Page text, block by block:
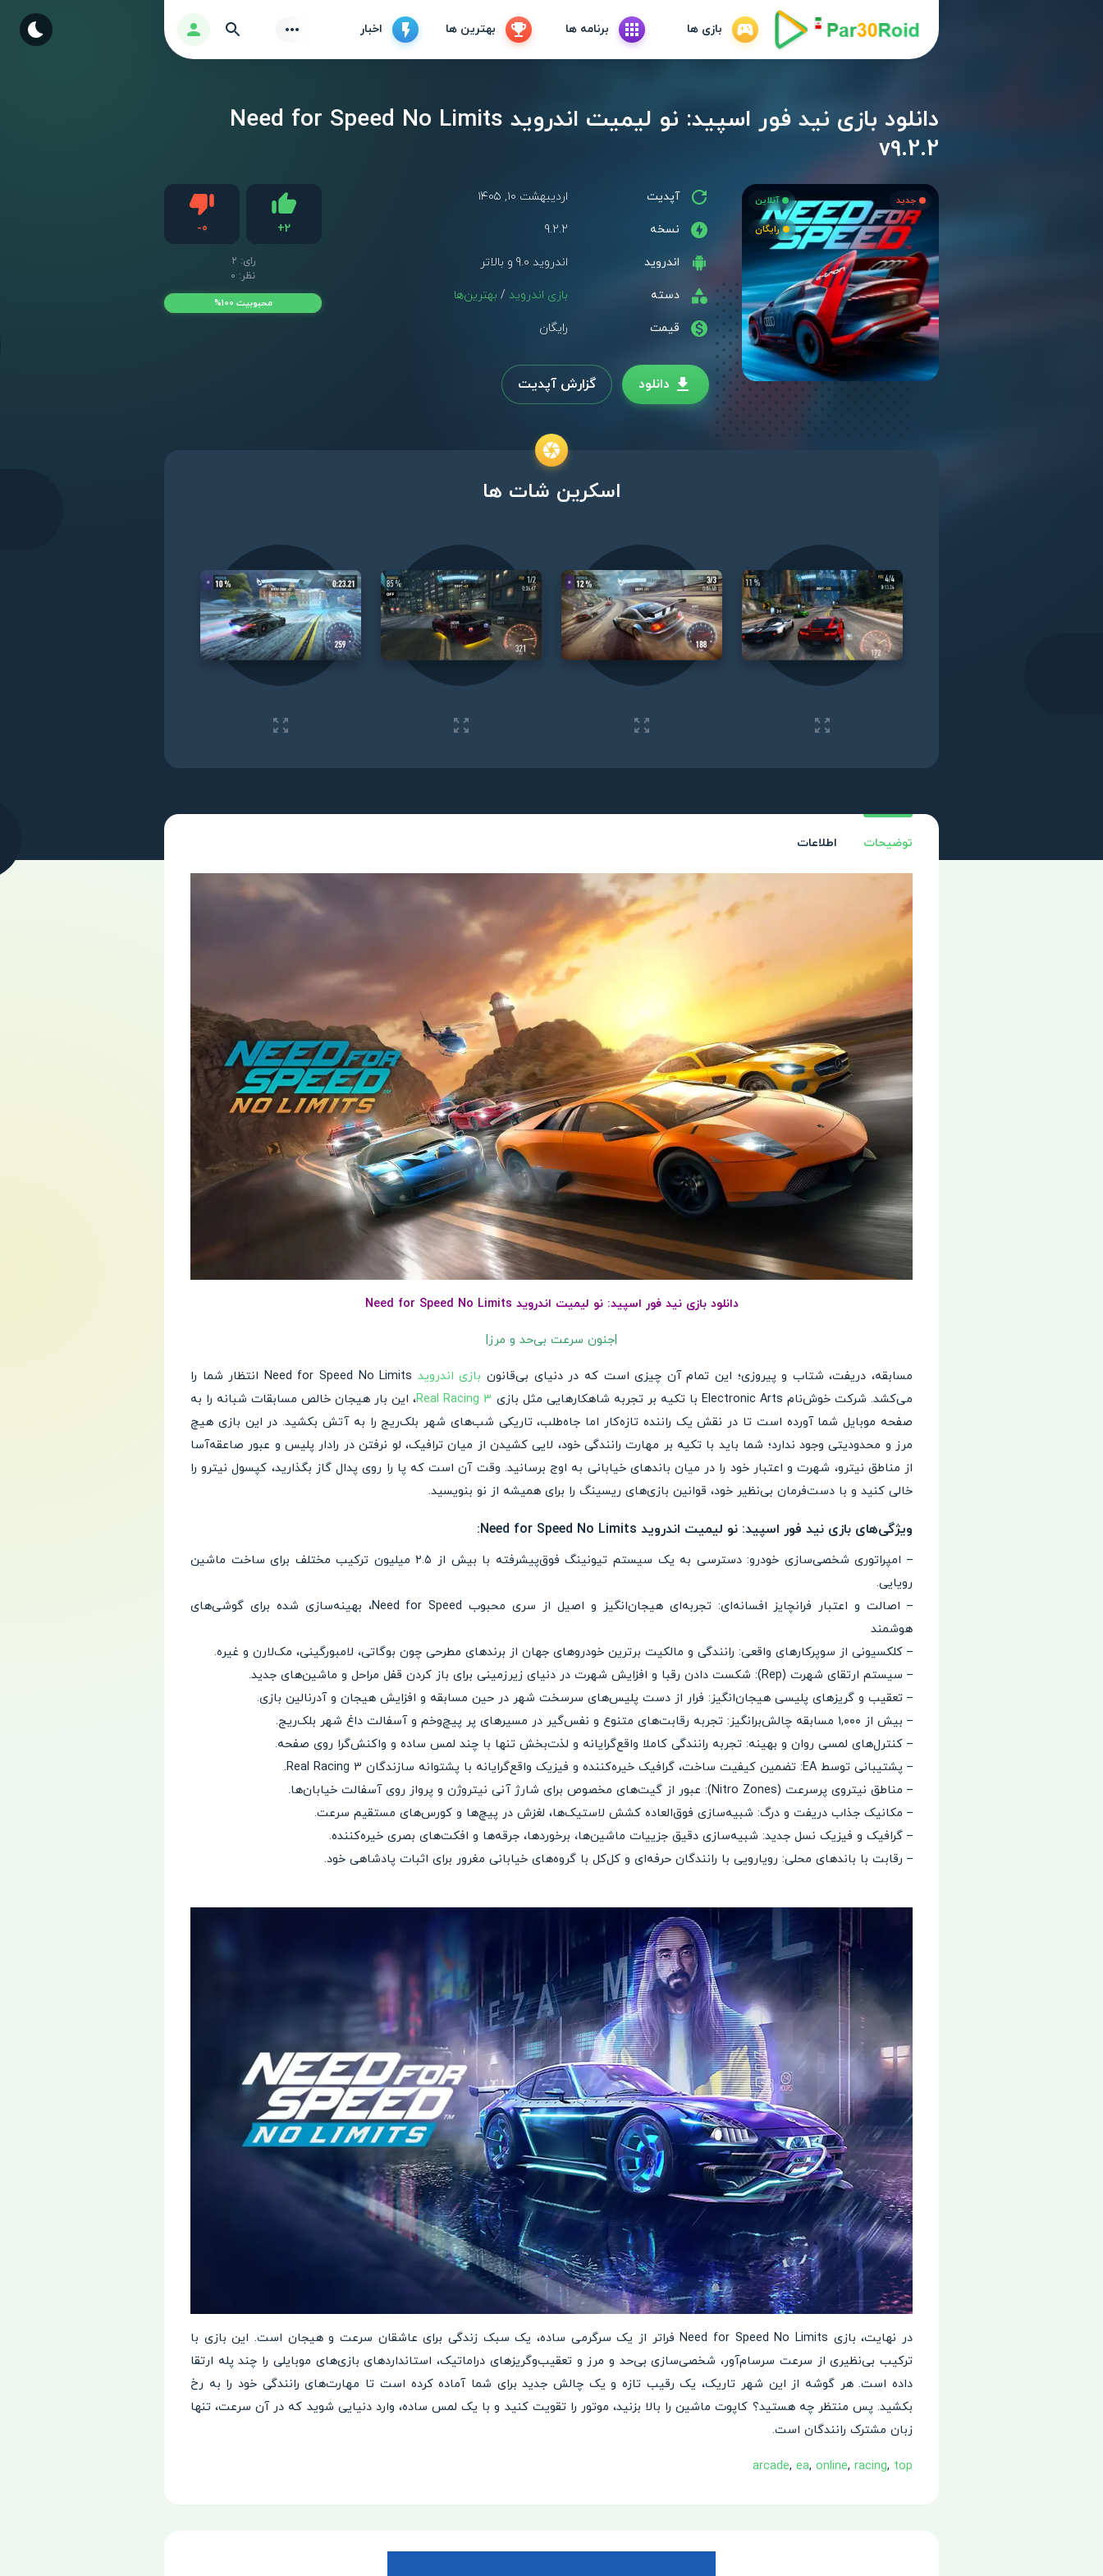
بازی ها برنامه ها بهترین ها اخبار ورود Find
دانلود بازی نید فور اسپید: نو لیمیت اندروید Need for Speed No Limits
v9.2.2
جدید آنلاین
رایگان
آپدیت اردیبهشت ۱۰, ۱۴۰۵
نسخه 9.2.2
اندروید اندروید 9.0 و بالاتر
دسته بازی اندروید / بهترین‌ها
قیمت رایگان
+2
لایک
-0دیس لایک
رای: 2
نظر: 0
محبوبیت 100%
دانلود گزارش آپدیت
اسکرین شات ها
توضیحات اطلاعات
دانلود بازی نید فور اسپید: نو لیمیت اندروید Need for Speed No Limits
|جنون سرعت بی‌حد و مرز|
مسابقه، دریفت، شتاب و پیروزی؛ این تمام آن چیزی است که در دنیای بی‌قانون بازی اندروید
Need for Speed No Limits انتظار شما را
می‌کشد. شرکت خوش‌نام Electronic Arts با تکیه بر تجربه شاهکارهایی مثل بازی
Real Racing 3، این بار هیجان خالص مسابقات شبانه را به
صفحه موبایل شما آورده است تا در نقش یک راننده تازه‌کار اما جاه‌طلب، تاریکی شب‌های شهر بلک‌ریج را به آتش بکشید. در این بازی هیچ
مرز و محدودیتی وجود ندارد؛ شما باید با تکیه بر مهارت رانندگی خود، لایی کشیدن از میان ترافیک، لو نرفتن در رادار پلیس و عبور صاعقه‌آسا
از مناطق نیترو، شهرت و اعتبار خود را در میان باندهای خیابانی به اوج برسانید. وقت آن است که پا را روی پدال گاز بگذارید، کپسول نیترو را
خالی کنید و با دست‌فرمان بی‌نظیر خود، قوانین بازی‌های ریسینگ را برای همیشه از نو بنویسید.
ویژگی‌های بازی نید فور اسپید: نو لیمیت اندروید Need for Speed No Limits:
– امپراتوری شخصی‌سازی خودرو: دسترسی به یک سیستم تیونینگ فوق‌پیشرفته با بیش از ۲.۵ میلیون ترکیب مختلف برای ساخت ماشین
رویایی.
– اصالت و اعتبار فرانچایز افسانه‌ای: تجربه‌ای هیجان‌انگیز و اصیل از سری محبوب Need for Speed، بهینه‌سازی شده برای گوشی‌های
هوشمند
– کلکسیونی از سوپرکارهای واقعی: رانندگی و مالکیت برترین خودروهای جهان از برندهای مطرحی چون بوگاتی، لامبورگینی، مک‌لارن و غیره.
– سیستم ارتقای شهرت (Rep): شکست دادن رقبا و افزایش شهرت در دنیای زیرزمینی برای باز کردن قفل مراحل و ماشین‌های جدید.
– تعقیب و گریزهای پلیسی هیجان‌انگیز: فرار از دست پلیس‌های سرسخت شهر در حین مسابقه و افزایش هیجان و آدرنالین بازی.
– بیش از ۱,۰۰۰ مسابقه چالش‌برانگیز: تجربه رقابت‌های متنوع و نفس‌گیر در مسیرهای پر پیچ‌وخم و آسفالت داغ شهر بلک‌ریج.
– کنترل‌های لمسی روان و بهینه: تجربه رانندگی کاملا واقع‌گرایانه و لذت‌بخش تنها با چند لمس ساده و واکنش‌گرا روی صفحه.
– پشتیبانی توسط EA: تضمین کیفیت ساخت، گرافیک خیره‌کننده و فیزیک واقع‌گرایانه با پشتوانه سازندگان Real Racing 3.
– مناطق نیتروی پرسرعت (Nitro Zones): عبور از گیت‌های مخصوص برای شارژ آنی نیتروژن و پرواز روی آسفالت خیابان‌ها.
– مکانیک جذاب دریفت و درگ: شبیه‌سازی فوق‌العاده کشش لاستیک‌ها، لغزش در پیچ‌ها و کورس‌های مستقیم سرعت.
– گرافیک و فیزیک نسل جدید: شبیه‌سازی دقیق جزییات ماشین‌ها، برخوردها، جرقه‌ها و افکت‌های بصری خیره‌کننده.
– رقابت با باندهای محلی: رویارویی با رانندگان حرفه‌ای و کل‌کل با گروه‌های خیابانی مغرور برای اثبات پادشاهی خود.
در نهایت، بازی Need for Speed No Limits فراتر از یک سرگرمی ساده، یک سبک زندگی برای عاشقان سرعت و هیجان است. این بازی با
ترکیب بی‌نظیری از سرعت سرسام‌آور، شخصی‌سازی بی‌حد و مرز و تعقیب‌وگریزهای دراماتیک، استانداردهای بازی‌های موبایلی را چند پله ارتقا
داده است. هر گوشه از این شهر تاریک، یک رقیب تازه و یک چالش جدید برای شما آماده کرده است تا مهارت‌های رانندگی خود را به رخ
بکشید. پس منتظر چه هستید؟ کاپوت ماشین را بالا بزنید، موتور را تقویت کنید و با یک لمس ساده، وارد دنیایی شوید که در آن سرعت، تنها
زبان مشترک رانندگان است.
arcade, ea, online, racing, top